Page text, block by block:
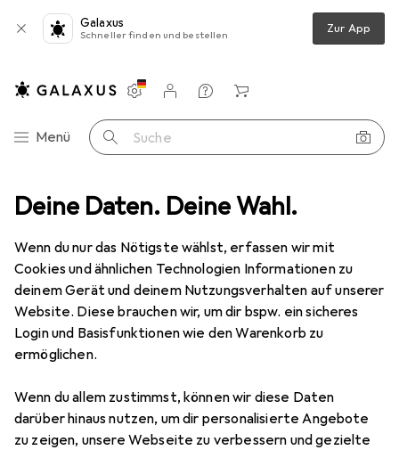
Deine Daten. Deine Wahl.
Wenn du nur das Nötigste wählst, erfassen wir mit
Cookies und ähnlichen Technologien Informationen zu
deinem Gerät und deinem Nutzungsverhalten auf unserer
Website. Diese brauchen wir, um dir bspw. ein sicheres
Login und Basisfunktionen wie den Warenkorb zu
ermöglichen.
Wenn du allem zustimmst, können wir diese Daten
darüber hinaus nutzen, um dir personalisierte Angebote
zu zeigen, unsere Webseite zu verbessern und gezielte
Galaxus
Schneller finden und bestellen Zur App
Navigation nach Kategorien
Menü Suche
Einstellungen
Kundenkonto
Vergleichslisten
Merklisten
Warenkorb
Corbin
Kategorien anzeigen